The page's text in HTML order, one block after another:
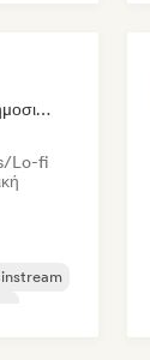
Μέσα Ενημέρωσης/Δημοσιογράφος
Lo-fi